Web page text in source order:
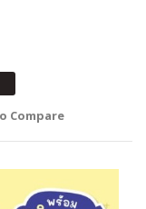
Compare